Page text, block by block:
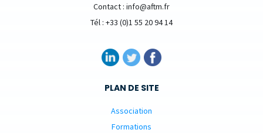
Contact : info@aftm.fr
Tél : +33 (0)1 55 20 94 14
PLAN DE SITE
Association
Formations